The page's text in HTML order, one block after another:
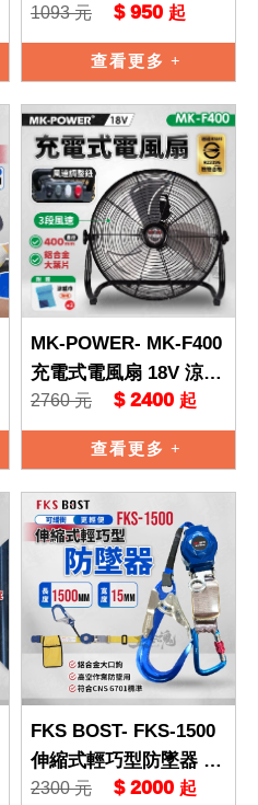
D照明 迷你吹塵機 手持
吹塵槍 車用清潔 FKS-1
1093 元 $ 950 起
查看更多
MK-POWER- MK-F400
充電式電風扇 18V 涼風
扇 送風機 鼓風機 16吋
吹風機 排
2760 元 $ 2400 起
查看更多
FKS BOST- FKS-1500
伸縮式輕巧型防墜器 背
負式安全帶用 高空作業
2300 元 $ 2000 起